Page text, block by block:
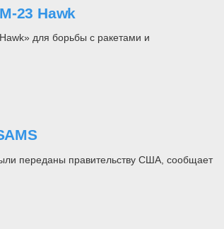
23 Hawk
для борьбы с ракетами и
переданы правительству США, сообщает